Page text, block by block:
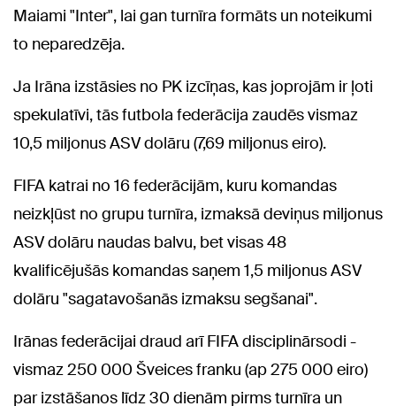
Maiami "Inter", lai gan turnīra formāts un noteikumi
to neparedzēja.
Ja Irāna izstāsies no PK izcīņas, kas joprojām ir ļoti
spekulatīvi, tās futbola federācija zaudēs vismaz
10,5 miljonus ASV dolāru (7,69 miljonus eiro).
FIFA katrai no 16 federācijām, kuru komandas
neizkļūst no grupu turnīra, izmaksā deviņus miljonus
ASV dolāru naudas balvu, bet visas 48
kvalificējušās komandas saņem 1,5 miljonus ASV
dolāru "sagatavošanās izmaksu segšanai".
Irānas federācijai draud arī FIFA disciplinārsodi -
vismaz 250 000 Šveices franku (ap 275 000 eiro)
par izstāšanos līdz 30 dienām pirms turnīra un